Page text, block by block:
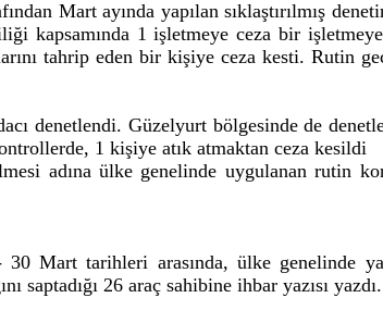
Mart ayında yapılan sıklaştırılmış
kapsamında 1 işletmeye ceza bir
tahrip eden bir kişiye ceza kesti. Rutin
denetlendi. Güzelyurt bölgesinde de
1 kişiye atık atmaktan ceza kesildi
adına ülke genelinde uygulanan rutin
Mart tarihleri arasında, ülke genelinde
saptadığı 26 araç sahibine ihbar yazısı yazdı.